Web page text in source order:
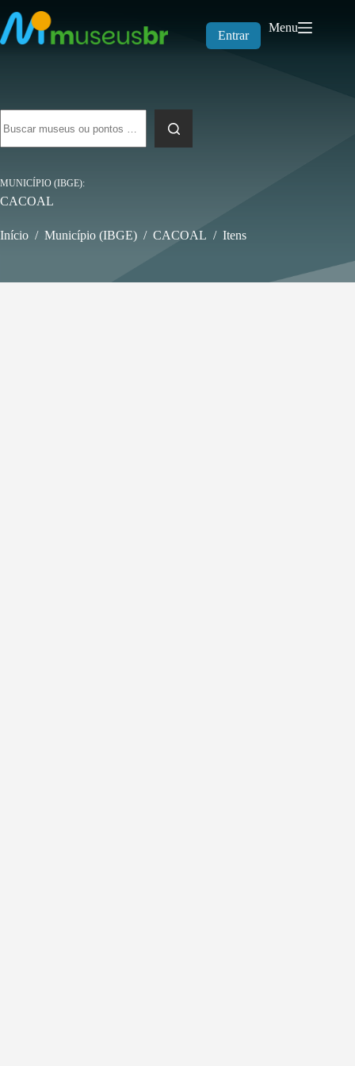
para
o
conteúdo
Entrar
Menu
resultados
MUNICÍPIO (IBGE)
CACOAL
Início / Município (IBGE) / CACOAL / Itens